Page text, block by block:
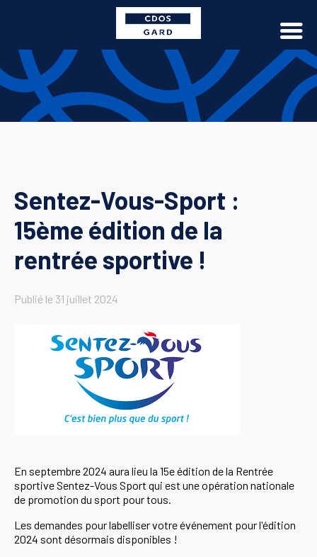
Sentez-Vous-Sport :
15ème édition de la
rentrée sportive !
Publié le 31 juillet 2024
En septembre 2024 aura lieu la 15e édition de la Rentrée
sportive Sentez-Vous Sport qui est une opération nationale
de promotion du sport pour tous.
Les demandes pour labelliser votre événement pour l'édition
2024 sont désormais disponibles !